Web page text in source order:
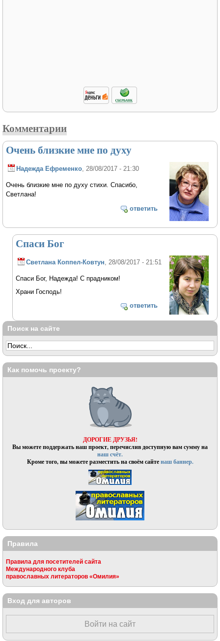
Комментарии
Очень близкие мне по духу
Надежда Ефременко, 28/08/2017 - 21:30
Очень близкие мне по духу стихи. Спасибо,
Светлана!
ответить
Спаси Бог
Светлана Коппел-Ковтун , 28/08/2017 - 21:51
Спаси Бог, Надежда! С прадником!
Храни Господь!
ответить
Поиск на сайте
Как помочь проекту?
ДОРОГИЕ ДРУЗЬЯ!
Вы можете поддержать наш проект, перечислив доступную вам сумму на
наш счёт.
Кроме того, вы можете разместить на своём сайтенаш баннер.
Правила
Правила для посетителей сайта
Международного клуба
православных литераторов «Омилия»
Вход для авторов
Войти на сайт